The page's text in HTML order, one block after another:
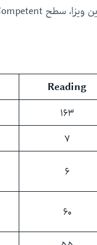
Reading
۱۶۳
۷
۶
۶۰